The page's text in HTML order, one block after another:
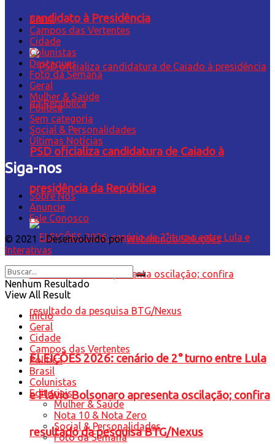
candidato à Presidência
PSD oficializa candidatura de Caiado à
presidência da República
ELEIÇÕES 2026: cenário de 2° turno entre Lula
e Flávio Bolsonaro apresenta oscilação; confira
resultado da pesquisa BTG/Nexus
Brasil
Campos das Vertentes
Cidade
Colunistas
Destaques
Foto da Semana
Geral
Mulher & Saúde
Política
Sem categoria
Social & Personalidades
Últimas Notícias
Siga-nos
Sobre Nós
Anuncie
Fale Conosco
© 2021 - Desenvolvido porWebmundo Soluções
Interativas
Nenhum Resultado
View All Result
Início
Geral
Cidade
Campos das Vertentes
Política
Brasil
Colunistas
Editoriais
Mulher & Saúde
Nota 10 & Nota Zero
Social & Personalidades
Foto da Semana